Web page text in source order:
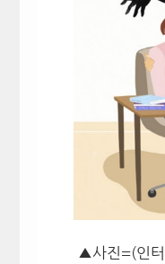
▲사진=(인터